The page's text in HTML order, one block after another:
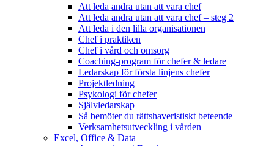
Att leda andra utan att vara chef
Att leda andra utan att vara chef – steg 2
Att leda i den lilla organisationen
Chef i praktiken
Chef i vård och omsorg
Coaching-program för chefer & ledare
Ledarskap för första linjens chefer
Projektledning
Psykologi för chefer
Självledarskap
Så bemöter du rättshaveristiskt beteende
Verksamhetsutveckling i vården
Excel, Office & Data